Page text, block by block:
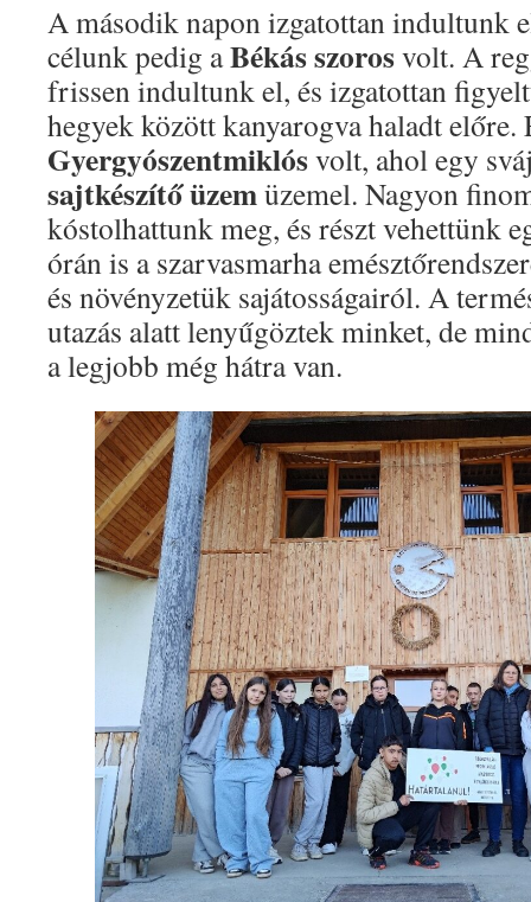
A második napon izgatottan indultunk
célunk pedig aBékás szorosvolt. A
frissen indultunk el, és izgatottan
hegyek között kanyarogva haladt
Gyergyószentmiklósvolt, ahol egy
sajtkészítő üzemüzemel. Nagyon
kóstolhattunk meg, és részt vehettünk
órán is a szarvasmarha
és növényzetük sajátosságairól. A
utazás alatt lenyűgöztek minket, de
a legjobb még hátra van.